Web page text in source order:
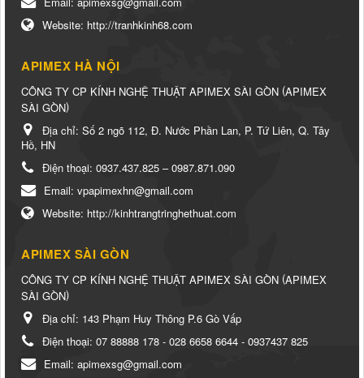
Website: http://tranhkinh68.com
APIMEX HÀ NỘI
CÔNG TY CP KÍNH NGHỆ THUẬT APIMEX SÀI GÒN (APIMEX
SÀI GÒN)
Địa chỉ: Số 2 ngõ 112, Đ. Nước Phần Lan, P. Tứ Liên, Q. Tây
Hồ, HN
Điện thoại: 0937.437.825 – 0987.871.090
Email: vpapimexhn@gmail.com
Website: http://kinhtrangtringhethuat.com
APIMEX SÀI GÒN
CÔNG TY CP KÍNH NGHỆ THUẬT APIMEX SÀI GÒN (APIMEX
SÀI GÒN)
Địa chỉ: 143 Phạm Huy Thông P.6 Gò Vấp
Điện thoại: 07 88888 178 - 028 6658 6644 - 0937437 825
Email: apimexsg@gmail.com